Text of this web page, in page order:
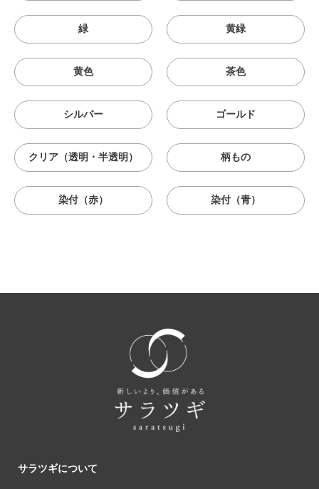
緑 黄緑
黄色 茶色
シルバー ゴールド
クリア（透明・半透明） 柄もの
染付（赤） 染付（青）
サラツギについて